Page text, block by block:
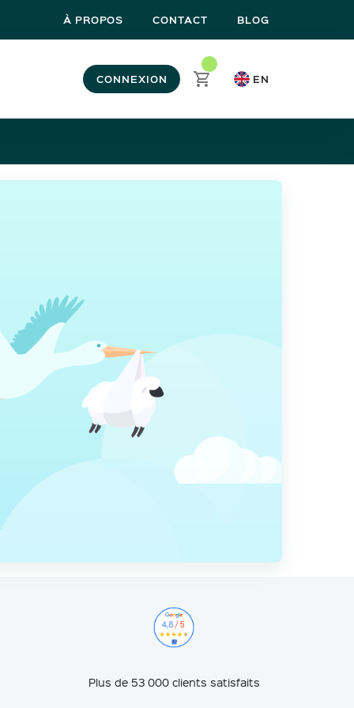
À PROPOS CONTACT BLOG
CONNEXION EN
Plus de 53 000 clients satisfaits